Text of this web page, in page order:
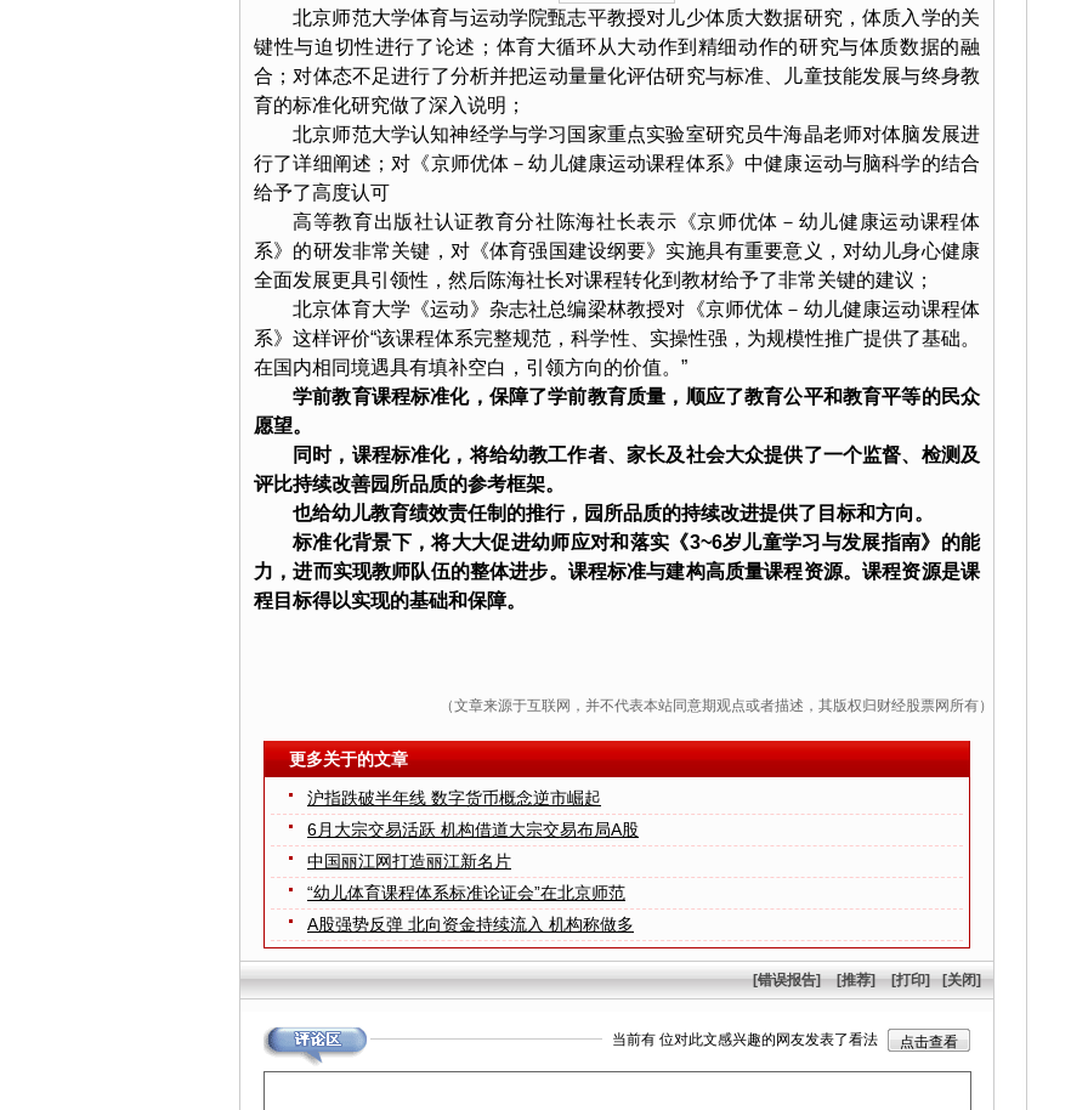
北京师范大学体育与运动学院甄志平教授对儿少体质大数据研究，体质入学的关
键性与迫切性进行了论述；体育大循环从大动作到精细动作的研究与体质数据的融
合；对体态不足进行了分析并把运动量量化评估研究与标准、儿童技能发展与终身教
育的标准化研究做了深入说明；
北京师范大学认知神经学与学习国家重点实验室研究员牛海晶老师对体脑发展进
行了详细阐述；对《京师优体－幼儿健康运动课程体系》中健康运动与脑科学的结合
给予了高度认可
高等教育出版社认证教育分社陈海社长表示《京师优体－幼儿健康运动课程体
系》的研发非常关键，对《体育强国建设纲要》实施具有重要意义，对幼儿身心健康
全面发展更具引领性，然后陈海社长对课程转化到教材给予了非常关键的建议；
北京体育大学《运动》杂志社总编梁林教授对《京师优体－幼儿健康运动课程体
系》这样评价“该课程体系完整规范，科学性、实操性强，为规模性推广提供了基础。
在国内相同境遇具有填补空白，引领方向的价值。”
学前教育课程标准化，保障了学前教育质量，顺应了教育公平和教育平等的民众
愿望。
同时，课程标准化，将给幼教工作者、家长及社会大众提供了一个监督、检测及
评比持续改善园所品质的参考框架。
也给幼儿教育绩效责任制的推行，园所品质的持续改进提供了目标和方向。
标准化背景下，将大大促进幼师应对和落实《3~6岁儿童学习与发展指南》的能
力，进而实现教师队伍的整体进步。课程标准与建构高质量课程资源。课程资源是课
程目标得以实现的基础和保障。
（文章来源于互联网，并不代表本站同意期观点或者描述，其版权归财经股票网所有）
更多关于的文章
沪指跌破半年线 数字货币概念逆市崛起
6月大宗交易活跃 机构借道大宗交易布局A股
中国丽江网打造丽江新名片
“幼儿体育课程体系标准论证会”在北京师范
A股强势反弹 北向资金持续流入 机构称做多
[错误报告] [推荐] [打印] [关闭]
点击查看
当前有 位对此文感兴趣的网友发表了看法